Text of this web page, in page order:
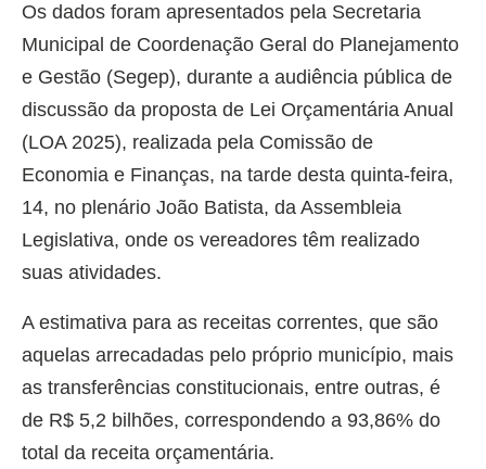
Os dados foram apresentados pela Secretaria
Municipal de Coordenação Geral do Planejamento
e Gestão (Segep), durante a audiência pública de
discussão da proposta de Lei Orçamentária Anual
(LOA 2025), realizada pela Comissão de
Economia e Finanças, na tarde desta quinta-feira,
14, no plenário João Batista, da Assembleia
Legislativa, onde os vereadores têm realizado
suas atividades.
A estimativa para as receitas correntes, que são
aquelas arrecadadas pelo próprio município, mais
as transferências constitucionais, entre outras, é
de R$ 5,2 bilhões, correspondendo a 93,86% do
total da receita orçamentária.